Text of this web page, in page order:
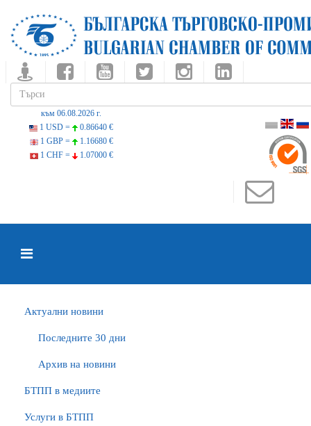
към 06.08.2026 г.
1 USD =
0.86640 €
1 GBP =
1.16680 €
1 CHF =
1.07000 €
Актуални новини
Последните 30 дни
Архив на новини
БTПП в медиите
Услуги в БТПП